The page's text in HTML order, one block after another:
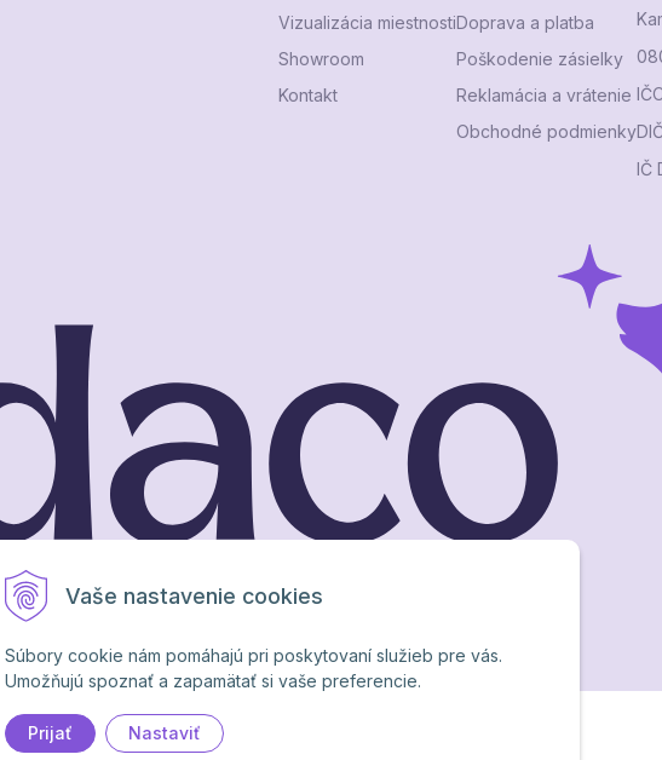
Vaše nastavenie cookies
Súbory cookie nám pomáhajú pri poskytovaní služieb pre vás.
Umožňujú spoznať a zapamätať si vaše preferencie.
Prijať Nastaviť
Vizualizácia miestnosti
Showroom
Kontakt
Doprava a platba
Poškodenie zásielky
Reklamácia a vrátenie
Obchodné podmienky
IČ
NextCom s.r.o.